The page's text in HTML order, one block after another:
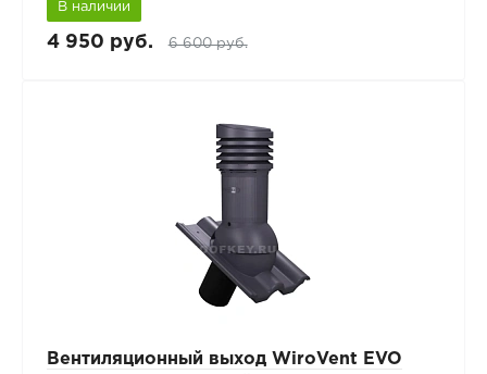
В наличии
4 950 руб. 6 600 руб.
Вентиляционный выход WiroVent EVO